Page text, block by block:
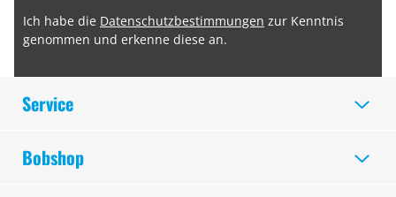
Ich habe die Datenschutzbestimmungen zur Kenntnis
genommen und erkenne diese an.
Service
Bobshop